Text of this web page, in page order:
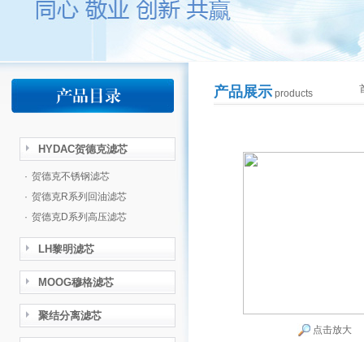
HYDAC贺德克滤芯
· 贺德克不锈钢滤芯
· 贺德克R系列回油滤芯
· 贺德克D系列高压滤芯
LH黎明滤芯
MOOG穆格滤芯
聚结分离滤芯
产品展示products
点击放大